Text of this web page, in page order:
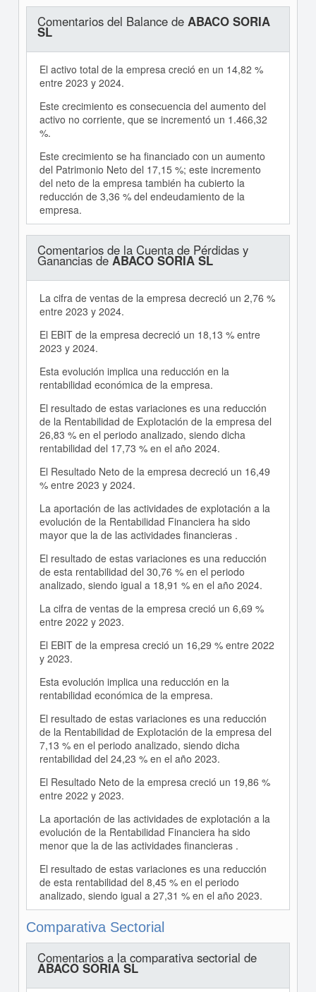
Comentarios del Balance de ABACO SORIA
SL
El activo total de la empresa creció en un 14,82 %
entre 2023 y 2024.
Este crecimiento es consecuencia del aumento del
activo no corriente, que se incrementó un 1.466,32
%.
Este crecimiento se ha financiado con un aumento
del Patrimonio Neto del 17,15 %; este incremento
del neto de la empresa también ha cubierto la
reducción de 3,36 % del endeudamiento de la
empresa.
Comentarios de la Cuenta de Pérdidas y
Ganancias deABACO SORIA SL
La cifra de ventas de la empresa decreció un 2,76 %
entre 2023 y 2024.
El EBIT de la empresa decreció un 18,13 % entre
2023 y 2024.
Esta evolución implica una reducción en la
rentabilidad económica de la empresa.
El resultado de estas variaciones es una reducción
de la Rentabilidad de Explotación de la empresa del
26,83 % en el periodo analizado, siendo dicha
rentabilidad del 17,73 % en el año 2024.
El Resultado Neto de la empresa decreció un 16,49
% entre 2023 y 2024.
La aportación de las actividades de explotación a la
evolución de la Rentabilidad Financiera ha sido
mayor que la de las actividades financieras .
El resultado de estas variaciones es una reducción
de esta rentabilidad del 30,76 % en el periodo
analizado, siendo igual a 18,91 % en el año 2024.
La cifra de ventas de la empresa creció un 6,69 %
entre 2022 y 2023.
El EBIT de la empresa creció un 16,29 % entre 2022
y 2023.
Esta evolución implica una reducción en la
rentabilidad económica de la empresa.
El resultado de estas variaciones es una reducción
de la Rentabilidad de Explotación de la empresa del
7,13 % en el periodo analizado, siendo dicha
rentabilidad del 24,23 % en el año 2023.
El Resultado Neto de la empresa creció un 19,86 %
entre 2022 y 2023.
La aportación de las actividades de explotación a la
evolución de la Rentabilidad Financiera ha sido
menor que la de las actividades financieras .
El resultado de estas variaciones es una reducción
de esta rentabilidad del 8,45 % en el periodo
analizado, siendo igual a 27,31 % en el año 2023.
Comparativa Sectorial
Comentarios a la comparativa sectorial de
ABACO SORIA SL